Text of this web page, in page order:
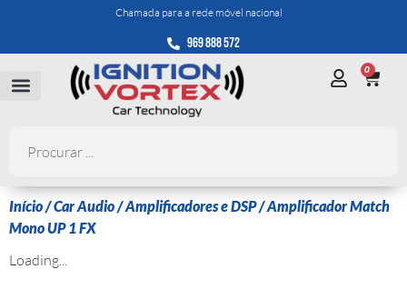
Chamada para a rede móvel nacional
969 888 572
0
Início/Car Audio/Amplificadores e DSP/ Amplificador Match
Mono UP 1 FX
Loading...